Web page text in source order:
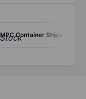
MPC Container Ships ASA